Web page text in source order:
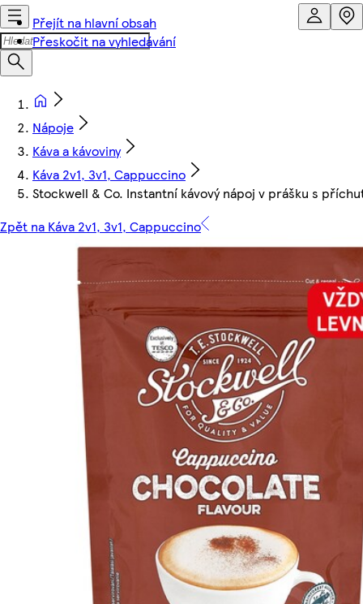
Přejít na hlavní obsah
Přeskočit na vyhledávání
Nápoje
Káva a kávoviny
Káva 2v1, 3v1, Cappuccino
Stockwell & Co. Instantní kávový nápoj v prášku s
Zpět na Káva 2v1, 3v1, Cappuccino